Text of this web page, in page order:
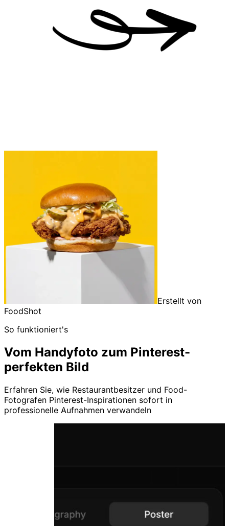
Erstellt von
FoodShot
So funktioniert's
Vom Handyfoto zum Pinterest-
perfekten Bild
Erfahren Sie, wie Restaurantbesitzer und Food-
Fotografen Pinterest-Inspirationen sofort in
professionelle Aufnahmen verwandeln